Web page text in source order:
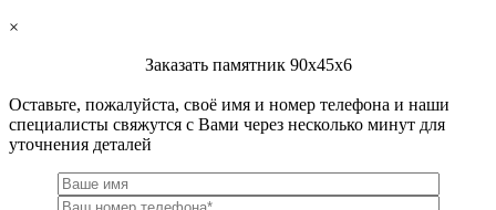
×
Заказать памятник 90х45х6
Оставьте, пожалуйста, своё имя и номер телефона и наши
специалисты свяжутся с Вами через несколько минут для
уточнения деталей